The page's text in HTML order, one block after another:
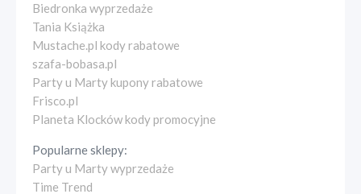
Biedronka wyprzedaże
Tania Książka
Mustache.pl kody rabatowe
szafa-bobasa.pl
Party u Marty kupony rabatowe
Frisco.pl
Planeta Klocków kody promocyjne
Popularne sklepy:
Party u Marty wyprzedaże
Time Trend